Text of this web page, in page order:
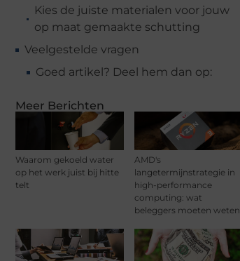
Kies de juiste materialen voor jouw
op maat gemaakte schutting
Veelgestelde vragen
Goed artikel? Deel hem dan op:
Meer Berichten
Waarom gekoeld water
op het werk juist bij hitte
telt
AMD's
langetermijnstrategie in
high-performance
computing: wat
beleggers moeten weten